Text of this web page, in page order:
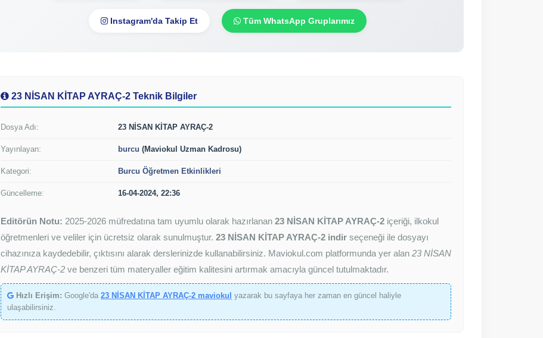
Instagram'da Takip Et Tüm WhatsApp Gruplarımız
23 NİSAN KİTAP AYRAÇ-2 Teknik Bilgiler
Dosya Adı: 23 NİSAN KİTAP AYRAÇ-2
Yayınlayan: burcu (Maviokul Uzman Kadrosu)
Kategori: Burcu Öğretmen Etkinlikleri
Güncelleme: 16-04-2024, 22:36
Editörün Notu: 2025-2026 müfredatına tam uyumlu olarak hazırlanan 23 NİSAN KİTAP AYRAÇ-2 içeriği, ilkokul
öğretmenleri ve veliler için ücretsiz olarak sunulmuştur. 23 NİSAN KİTAP AYRAÇ-2 indir seçeneği ile dosyayı
cihazınıza kaydedebilir, çıktısını alarak derslerinizde kullanabilirsiniz. Maviokul.com platformunda yer alan 23 NİSAN
KİTAP AYRAÇ-2 ve benzeri tüm materyaller eğitim kalitesini artırmak amacıyla güncel tutulmaktadır.
Hızlı Erişim: Google'da 23 NİSAN KİTAP AYRAÇ-2 maviokul yazarak bu sayfaya her zaman en güncel haliyle
ulaşabilirsiniz.